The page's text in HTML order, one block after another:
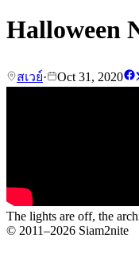
Halloween
สเวย์· Oct 31, 2020
The lights are off, the
© 2011–2026 Siam2nite